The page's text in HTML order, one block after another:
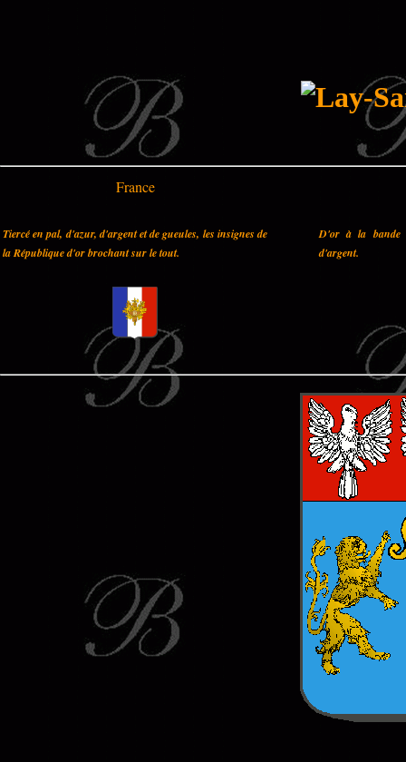
France
Tiercé en pal, d'azur, d'argent et de gueules, les insignes de
la République d'or brochant sur le tout.
D'or à la bande
d'argent.